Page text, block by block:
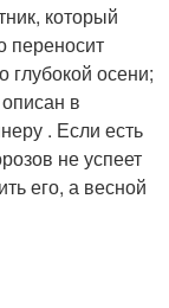
который
переносит
осени;
в
. Если есть
не успеет
его, а весной